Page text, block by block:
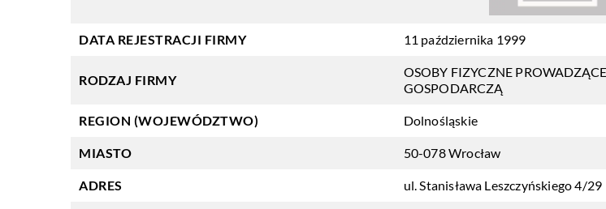
DATA REJESTRACJI FIRMY 11 października 1999
RODZAJ FIRMY
OSOBY FIZYCZNE
GOSPODARCZĄ
REGION (WOJEWÓDZTWO) Dolnośląskie
MIASTO 50-078 Wrocław
ADRES ul. Stanisława Leszczyńskiego 4/29